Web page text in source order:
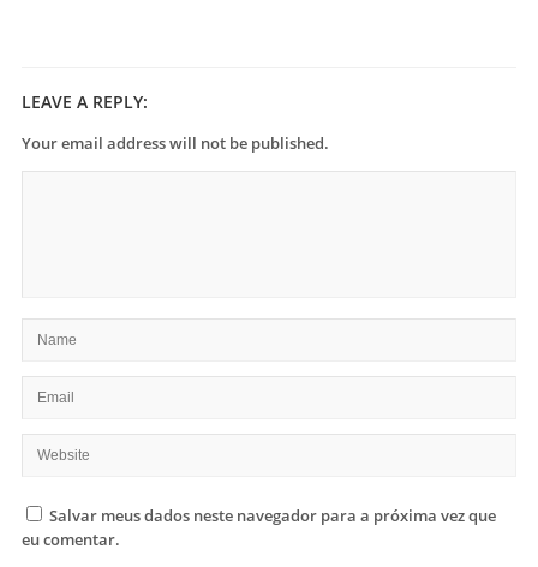
LEAVE A REPLY:
Your email address will not be published.
Salvar meus dados neste navegador para a próxima vez que
eu comentar.